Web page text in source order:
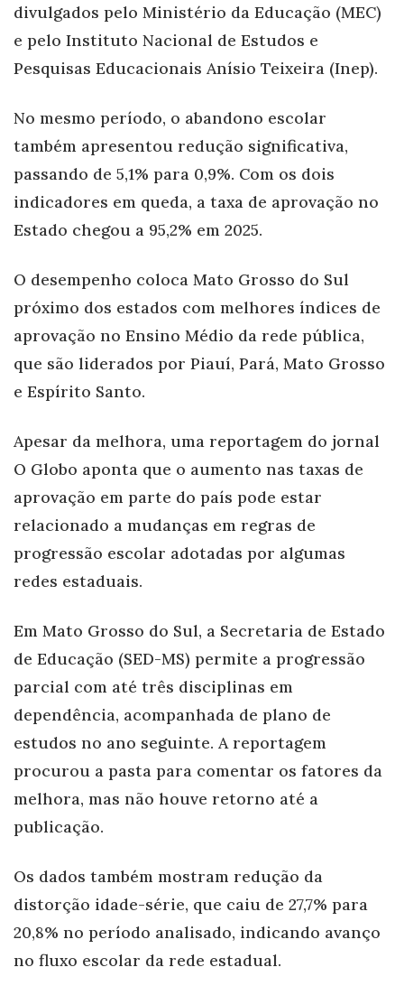
divulgados pelo Ministério da Educação (MEC)
e pelo Instituto Nacional de Estudos e
Pesquisas Educacionais Anísio Teixeira (Inep).
No mesmo período, o abandono escolar
também apresentou redução significativa,
passando de 5,1% para 0,9%. Com os dois
indicadores em queda, a taxa de aprovação no
Estado chegou a 95,2% em 2025.
O desempenho coloca Mato Grosso do Sul
próximo dos estados com melhores índices de
aprovação no Ensino Médio da rede pública,
que são liderados por Piauí, Pará, Mato Grosso
e Espírito Santo.
Apesar da melhora, uma reportagem do jornal
O Globo aponta que o aumento nas taxas de
aprovação em parte do país pode estar
relacionado a mudanças em regras de
progressão escolar adotadas por algumas
redes estaduais.
Em Mato Grosso do Sul, a Secretaria de Estado
de Educação (SED-MS) permite a progressão
parcial com até três disciplinas em
dependência, acompanhada de plano de
estudos no ano seguinte. A reportagem
procurou a pasta para comentar os fatores da
melhora, mas não houve retorno até a
publicação.
Os dados também mostram redução da
distorção idade-série, que caiu de 27,7% para
20,8% no período analisado, indicando avanço
no fluxo escolar da rede estadual.